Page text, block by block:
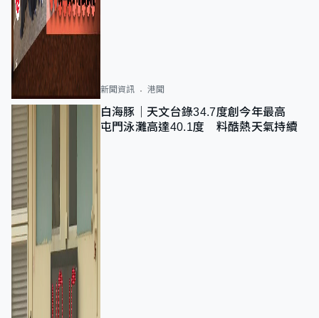
新聞資訊 港聞
白海豚｜天文台錄34.7度創今年最高
屯門泳灘高達40.1度 料酷熱天氣持續